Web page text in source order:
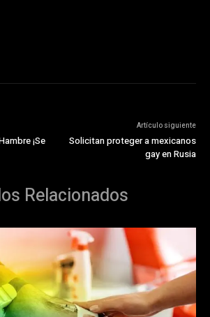
¡Se
Artículo siguiente
Solicitan proteger a mexicanos
gay en Rusia
Relacionados